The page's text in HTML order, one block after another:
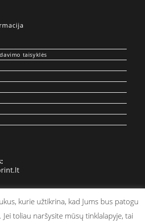
taisyklės
Opens
your
Spauda ant Drabužių ir Merch Gamyba
kurie užtikrina, kad Jums bus patogu
toliau naršysite mūsų tinklalapyje, tai